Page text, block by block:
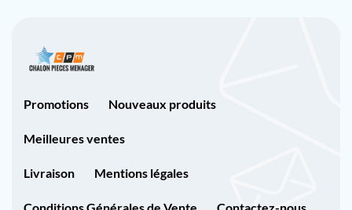
Promotions Nouveaux produits
Meilleures ventes
Livraison Mentions légales